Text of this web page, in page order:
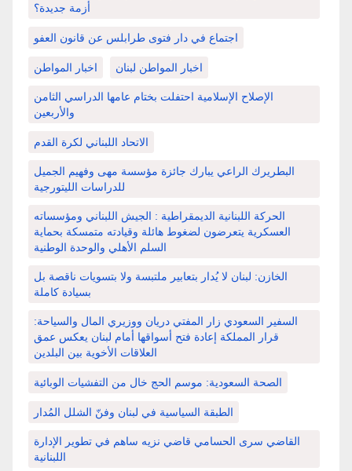
أزمة جديدة؟
اجتماع في دار فتوى طرابلس عن قانون العفو
اخبار المواطن اخبار المواطن لبنان
الإصلاح الإسلامية احتفلت بختام عامها الدراسي الثامن
والأربعين
الاتحاد اللبناني لكرة القدم
البطريرك الراعي يبارك جائزة مؤسسة مهى وفهيم الجميل
للدراسات الليتورجية
الحركة اللبنانية الديمقراطية : الجيش اللبناني ومؤسساته
العسكرية يتعرضون لضغوط هائلة وقيادته متمسكة بحماية
السلم الأهلي والوحدة الوطنية
الخازن: لبنان لا يُدار بتعابير ملتبسة ولا بتسويات ناقصة بل
بسيادة كاملة
السفير السعودي زار المفتي دريان ووزيري المال والسياحة:
قرار المملكة إعادة فتح أسواقها أمام لبنان يعكس عمق
العلاقات الأخوية بين البلدين
الصحة السعودية: موسم الحج خال من التفشيات الوبائية
الطبقة السياسية في لبنان وفنّ الشلل المُدار
القاضي سرى الحسامي قاضي نزيه ساهم في تطوير الإدارة
اللبنانية